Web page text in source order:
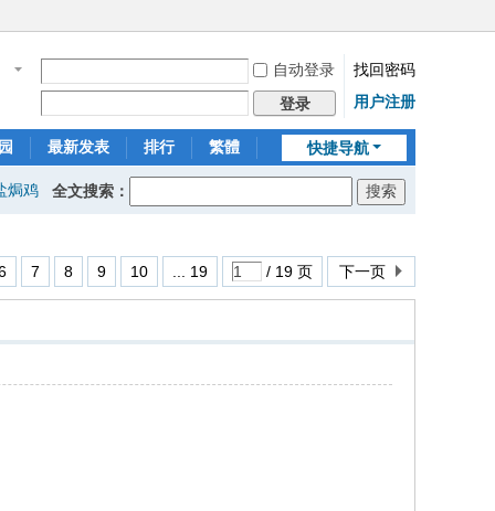
自动登录
找回密码
登录 用户注册
快捷导航
最新发表 排行 繁體
焗鸡 全文搜索：
7 8 9 10 ... 19 / 19 页 下一页